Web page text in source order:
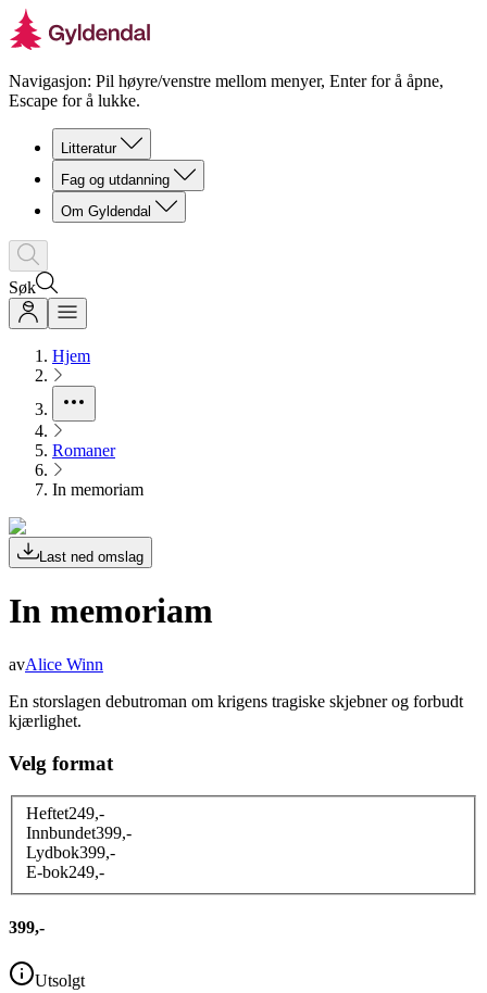
Navigasjon: Pil høyre/venstre mellom menyer, Enter for å åpne,
Escape for å lukke.
Litteratur
Fag og utdanning
Om Gyldendal
Søk
Hjem
Romaner
In memoriam
Last ned omslag
In memoriam
avAlice Winn
En storslagen debutroman om krigens tragiske skjebner og forbudt
kjærlighet.
Velg format
Heftet249,-
Innbundet399,-
Lydbok399,-
E-bok249,-
399,-
Utsolgt